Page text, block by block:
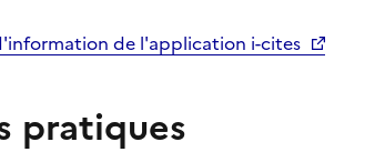
de l'application i-cites
pratiques